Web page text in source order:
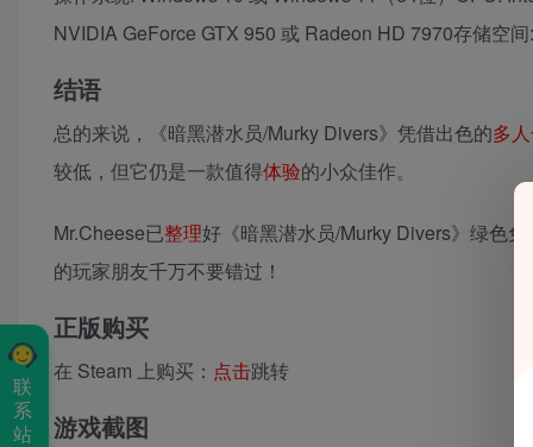
NVIDIA GeForce GTX 950 或 Radeon HD 7970存储空
结语
总的来说，《暗黑潜水员/Murky Divers》凭借出色的多人
较低，但它仍是一款值得体验的小众佳作。
Mr.Cheese已整理好《暗黑潜水员/Murky Divers》绿色
的玩家朋友千万不要错过！
正版购买
在 Steam 上购买： 点击跳转
游戏截图
联
系
站